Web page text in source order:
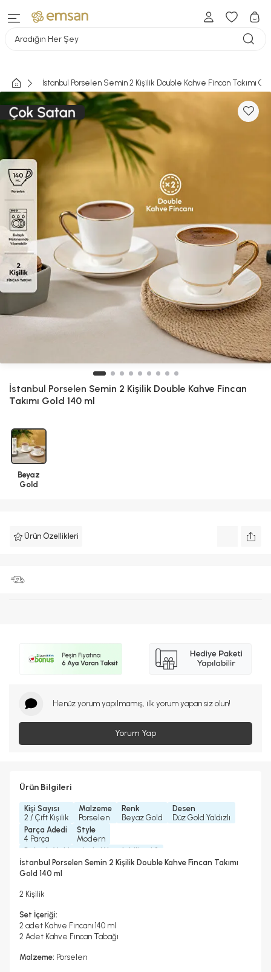
Aradığın Her Şey
İstanbul Porselen Semin 2 Kişilik Double Kahve Fincan Takımı
İstanbul Porselen Semin 2 Kişilik Double Kahve Fincan
Takımı Gold 140 ml
Beyaz
Gold
Ürün Özellikleri
Henüz yorum yapılmamış, ilk yorum yapan siz olun!
Yorum Yap
Ürün Bilgileri
Kişi Sayısı
2 / Çift Kişilik
Malzeme
Porselen
Renk
Beyaz Gold
Desen
Düz Gold Yaldızlı
Parça Adedi
4 Parça
Style
Modern
Bulaşık Makinesinde Yıkanılabilir mi ?
Elde Yıkama Önerilir
Mikrodalgada Kullanılabilir
Bardak/ Fincan Kapasitesi
İstanbul Porselen Semin 2 Kişilik Double Kahve Fincan Takımı
Gold 140 ml
2 Kişilik
Set İçeriği:
2 adet Kahve Fincanı 140 ml
2 Adet Kahve Fincan Tabağı
Malzeme: Porselen